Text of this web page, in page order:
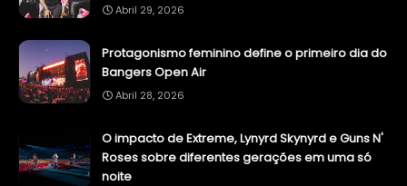
Abril 29, 2026
Protagonismo feminino define o primeiro dia do
Bangers Open Air
Abril 28, 2026
O impacto de Extreme, Lynyrd Skynyrd e Guns N'
Roses sobre diferentes gerações em uma só
noite